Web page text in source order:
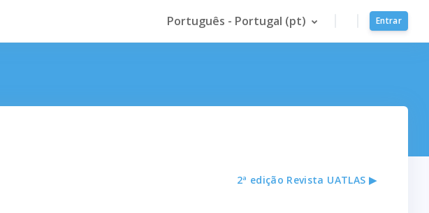
Português - Portugal ‎(pt)‎ Entrar
2ª edição Revista UATLAS ▶︎